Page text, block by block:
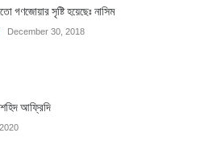
গণজোয়ার সৃষ্টি হয়েছেঃ নাসিম
December 30, 2018
আফ্রিদি